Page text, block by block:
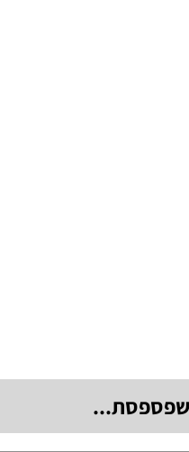
שפספסת...